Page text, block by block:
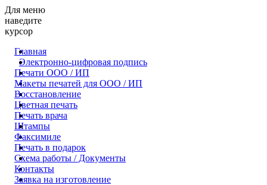
Для меню
наведите
курсор
Главная
Электронно-цифровая подпись
Печати ООО / ИП
Макеты печатей для OOO / ИП
Восстановление
Цветная печать
Печать врача
Штампы
Факсимиле
Печать в подарок
Схема работы / Документы
Контакты
Заявка на изготовление